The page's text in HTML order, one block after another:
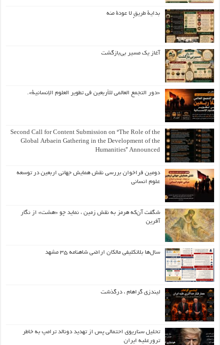
بداية طريقٍ لا عودة منه
آغاز یک مسیر بی‌بازگشت
«دور التجمع العالمي للأربعين في تطوير العلوم الإنسانية».
Second Call for Content Submission on “The Role of the
Global Arbaein Gathering in the Development of the
Humanities” Announced
دومین فراخوان بررسی نقش همایش جهانی اربعین در توسعه
علوم انسانی
شگفت آن‌که هرمز به نقش زمین ، نماید چو «هشت» از نگار
آفرین
سال‌ها بلاتکلیفی مالکان اراضی شاهنامه ۳۵ مشهد
لیندزی گراهام ، درگذشت
تحلیل سناریوی احتمالی پس از تهدید دونالد ترامپ به خاطر
ترورعلیه ایران